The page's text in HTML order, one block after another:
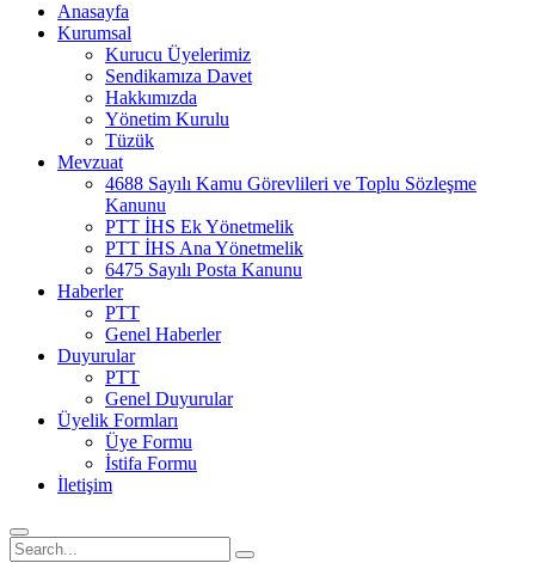
Anasayfa
Kurumsal
Kurucu Üyelerimiz
Sendikamıza Davet
Hakkımızda
Yönetim Kurulu
Tüzük
Mevzuat
4688 Sayılı Kamu Görevlileri ve Toplu Sözleşme
Kanunu
PTT İHS Ek Yönetmelik
PTT İHS Ana Yönetmelik
6475 Sayılı Posta Kanunu
Haberler
PTT
Genel Haberler
Duyurular
PTT
Genel Duyurular
Üyelik Formları
Üye Formu
İstifa Formu
İletişim